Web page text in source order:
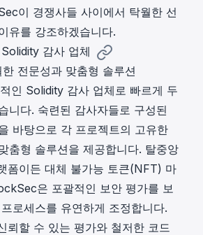
이 경쟁사들 사이에서 탁월한 선
유를 강조하겠습니다.
감사 업체
전문성과 맞춤형 솔루션
인 Solidity 감사 업체로 빠르게 두
니다. 숙련된 감사자들로 구성된
바탕으로 각 프로젝트의 고유한
춤형 솔루션을 제공합니다. 탈중앙
폼이든 대체 불가능 토큰(NFT) 마
은 포괄적인 보안 평가를 보
로세스를 유연하게 조정합니다.
뢰할 수 있는 평가와 철저한 코드